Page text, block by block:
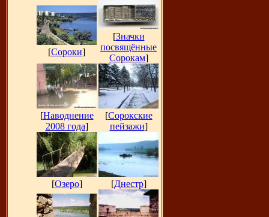
[Сороки]
[Значки
посвящённые
Сорокам]
[Наводнение
2008 года]
[Сорокские
пейзажи]
[Озеро] [Днестр]